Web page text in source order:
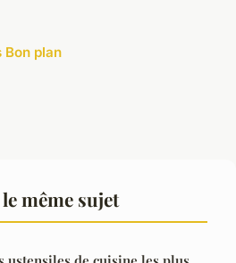
plan
même sujet